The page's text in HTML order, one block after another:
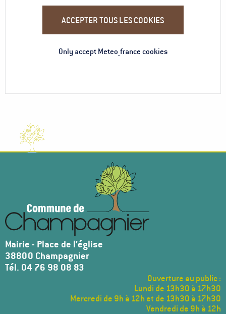
ACCEPTER TOUS LES COOKIES
Only accept Meteo_france cookies
Mairie - Place de l’église
38800 Champagnier
Tél. 04 76 98 08 83
Ouverture au public :
Lundi de 13h30 à 17h30
Mercredi de 9h à 12h et de 13h30 à 17h30
Vendredi de 9h à 12h